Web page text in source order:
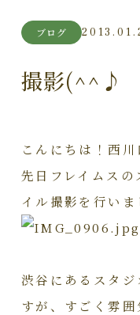
ブログ
撮影(^^♪
こんにちは！西
先日フレイムス
イル撮影を行いま
渋谷にあるスタ
すが、すごく雰